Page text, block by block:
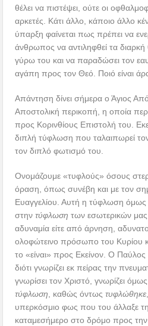
θέλει να πιστέψει, ούτε οι
αρκετές. Κάτι άλλο, κάποιο άλλο
ύπαρξη φαίνεται πως πρέπει να
άνθρωπος να αντιληφθεί τα
γύρω του και να παραδώσει τον
αγάπη προς τον Θεό. Ποιό είναι
Απάντηση δίνει σήμερα ο Άγιος
Αποστολική περικοπή, η οποία
προς Κορινθίους Επιστολή του.
διπλή τύφλωση που ταλαιπωρεί
τον διπλό φωτισμό του.
Ονομάζουμε «τυφλούς» όσους
όραση, όπως συνέβη και με τον
Ευαγγελίου. Αυτή η τύφλωση όμως
στηντύφλωσητων εσωτερικών
αδυναμία είτε από άρνηση,
ολοφώτεινο πρόσωπο του Κυρίου
το «είναι» προς Εκείνον. Ο Παύλος
διότι γνωρίζει εκ πείρας την
γνωρίσει τον Χριστό, γνωρίζει
τύφλωση , καθώς όντωςτυφλώθηκε
υπερκόσμιο φως που του άλλαξε
καταμεσήμερο στο δρόμο προς